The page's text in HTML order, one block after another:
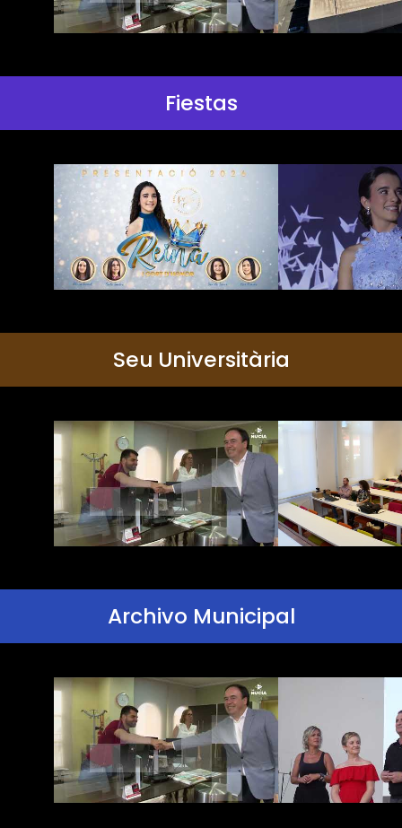
Fiestas
Seu Universitària
Archivo Municipal